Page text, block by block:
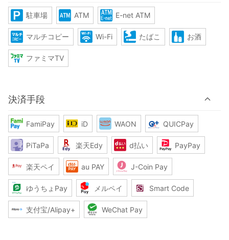
駐車場 ATM E-net ATM
マルチコピー Wi-Fi たばこ お酒
ファミマTV
決済手段
FamiPay iD WAON QUICPay
PiTaPa 楽天Edy d払い PayPay
楽天ペイ au PAY J-Coin Pay
ゆうちょPay メルペイ Smart Code
支付宝/Alipay+ WeChat Pay